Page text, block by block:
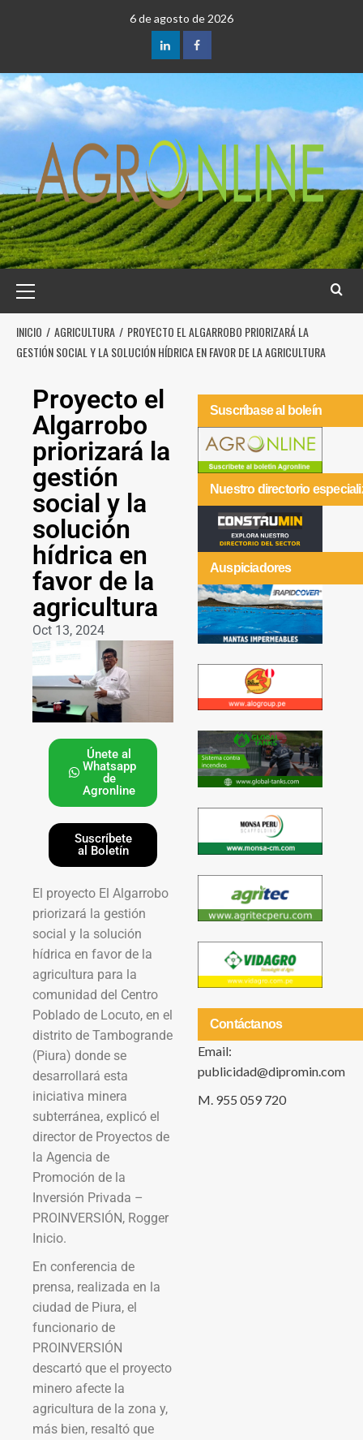
6 de agosto de 2026
INICIO AGRICULTURA
PROYECTO EL ALGARROBO PRIORIZARÁ LA
GESTIÓN SOCIAL Y LA SOLUCIÓN HÍDRICA EN FAVOR DE LA AGRICULTURA
Proyecto el
Algarrobo
priorizará la
gestión
social y la
solución
hídrica en
favor de la
agricultura
Oct 13, 2024
Únete al
Whatsapp
de
Agronline
Suscríbete
al Boletín
El proyecto El Algarrobo
priorizará la gestión
social y la solución
hídrica en favor de la
agricultura para la
comunidad del Centro
Poblado de Locuto, en el
distrito de Tambogrande
(Piura) donde se
desarrollará esta
iniciativa minera
subterránea, explicó el
director de Proyectos de
la Agencia de
Promoción de la
Inversión Privada –
PROINVERSIÓN, Rogger
Inicio.
En conferencia de
prensa, realizada en la
ciudad de Piura, el
funcionario de
PROINVERSIÓN
descartó que el proyecto
minero afecte la
agricultura de la zona y,
más bien, resaltó que
Suscríbase al boleín
Nuestro directorio
Auspiciadores
Contáctanos
Email:
publicidad@dipromin.com
M. 955 059 720